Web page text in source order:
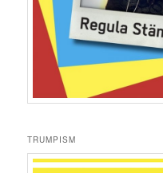
TRUMPISM